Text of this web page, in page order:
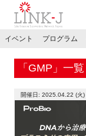
イベント プログラム
「GMP」一覧
開催日: 2025.04.22 (火)